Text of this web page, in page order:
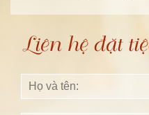
Liên hệ đặt